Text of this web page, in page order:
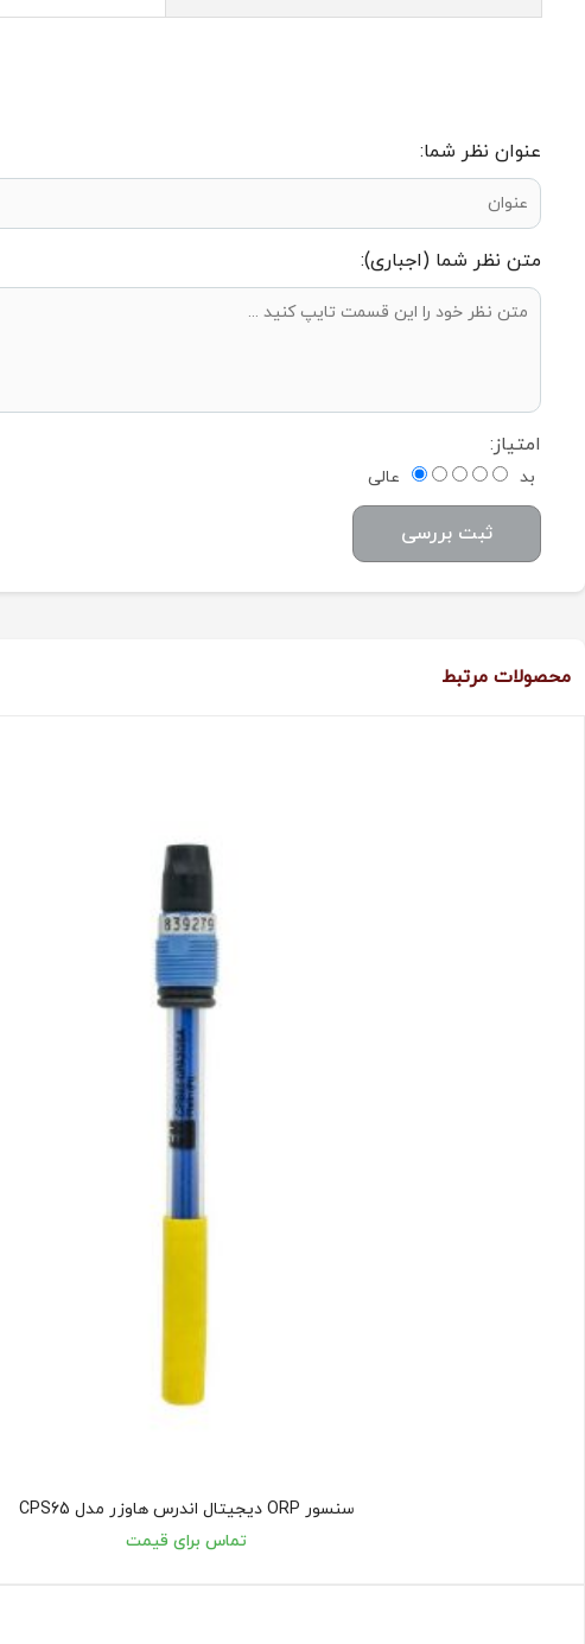
عنوان نظر شما:
متن نظر شما (اجباری):
امتیاز:
بد عالی
ثبت بررسی
محصولات مرتبط
سنسور ORP دیجیتال اندرس هاوزر مدل CPS65
تماس برای قیمت